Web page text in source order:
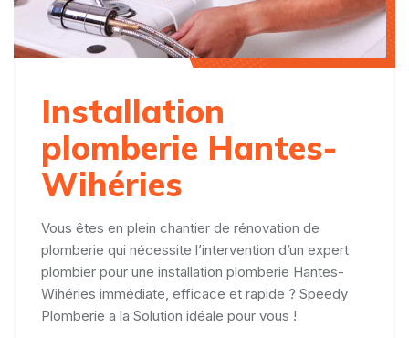
Installation
plomberie Hantes-
Wihéries
Vous êtes en plein chantier de rénovation de
plomberie qui nécessite l’intervention d’un expert
plombier pour une installation plomberie Hantes-
Wihéries immédiate, efficace et rapide ? Speedy
Plomberie a la Solution idéale pour vous !